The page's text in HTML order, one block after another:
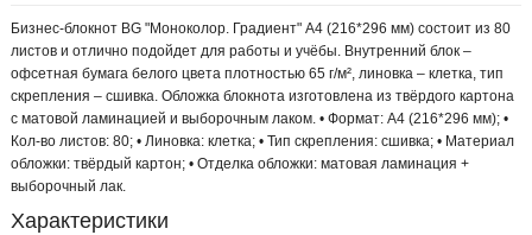
Бизнес-блокнот BG "Моноколор. Градиент" А4 (216*296 мм) состоит из 80
листов и отлично подойдет для работы и учёбы. Внутренний блок –
офсетная бумага белого цвета плотностью 65 г/м², линовка – клетка, тип
скрепления – сшивка. Обложка блокнота изготовлена из твёрдого картона
с матовой ламинацией и выборочным лаком. • Формат: А4 (216*296 мм); •
Кол-во листов: 80; • Линовка: клетка; • Тип скрепления: сшивка; • Материал
обложки: твёрдый картон; • Отделка обложки: матовая ламинация +
выборочный лак.
Характеристики